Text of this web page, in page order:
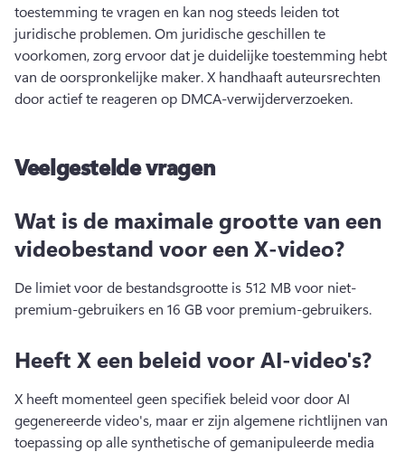
toestemming te vragen en kan nog steeds leiden tot
juridische problemen. Om juridische geschillen te
voorkomen, zorg ervoor dat je duidelijke toestemming hebt
van de oorspronkelijke maker. X handhaaft auteursrechten
door actief te reageren op DMCA-verwijderverzoeken.
Veelgestelde vragen
Wat is de maximale grootte van een
videobestand voor een X-video?
De limiet voor de bestandsgrootte is 512 MB voor niet-
premium-gebruikers en 16 GB voor premium-gebruikers.
Heeft X een beleid voor AI-video's?
X heeft momenteel geen specifiek beleid voor door AI
gegenereerde video's, maar er zijn algemene richtlijnen van
toepassing op alle synthetische of gemanipuleerde media